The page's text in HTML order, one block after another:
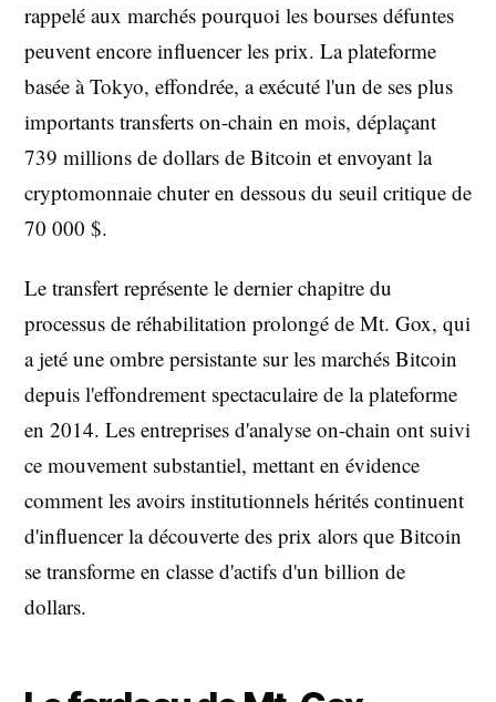
rappelé aux marchés pourquoi les bourses défuntes
peuvent encore influencer les prix. La plateforme
basée à Tokyo, effondrée, a exécuté l'un de ses plus
importants transferts on-chain en mois, déplaçant
739 millions de dollars de Bitcoin et envoyant la
cryptomonnaie chuter en dessous du seuil critique de
70 000 $.
Le transfert représente le dernier chapitre du
processus de réhabilitation prolongé de Mt. Gox, qui
a jeté une ombre persistante sur les marchés Bitcoin
depuis l'effondrement spectaculaire de la plateforme
en 2014. Les entreprises d'analyse on-chain ont suivi
ce mouvement substantiel, mettant en évidence
comment les avoirs institutionnels hérités continuent
d'influencer la découverte des prix alors que Bitcoin
se transforme en classe d'actifs d'un billion de
dollars.